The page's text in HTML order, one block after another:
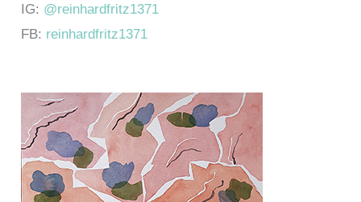
IG: @reinhardfritz1371
FB: reinhardfritz1371